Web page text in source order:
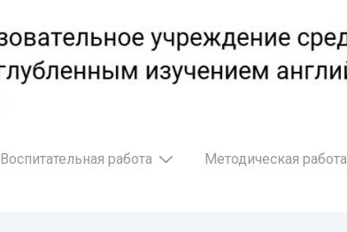
Воспитательная работа Методическая работа